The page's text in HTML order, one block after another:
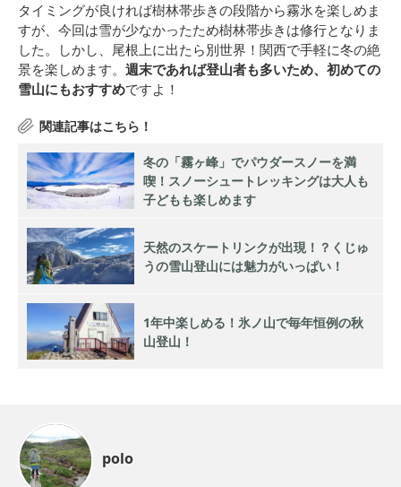
タイミングが良ければ樹林帯歩きの段階から霧氷を楽しめま
すが、今回は雪が少なかったため樹林帯歩きは修行となりま
した。しかし、尾根上に出たら別世界！関西で手軽に冬の絶
景を楽しめます。 週末であれば登山者も多いため、初めての
雪山にもおすすめですよ！
冬の「霧ヶ峰」でパウダースノーを満
喫！スノーシュートレッキングは大人も
子どもも楽しめます
天然のスケートリンクが出現！？くじゅ
うの雪山登山には魅力がいっぱい！
1年中楽しめる！氷ノ山で毎年恒例の秋
山登山！
polo